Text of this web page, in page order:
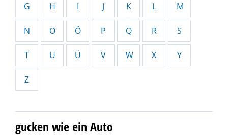
G H I J K L M
N O Ö P Q R S
T U Ü V W X Y
Z
gucken wie ein Auto